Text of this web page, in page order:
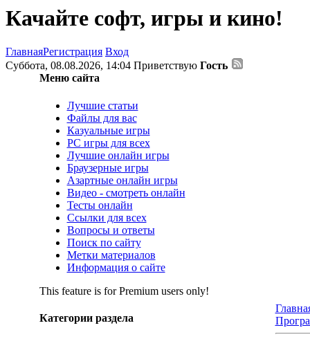
Качайте софт, игры и кино!
ГлавнаяРегистрация Вход
Суббота, 08.08.2026, 14:04 Приветствую Гость
Меню сайта
Лучшие статьи
Файлы для вас
Казуальные игры
PC игры для всех
Лучшие онлайн игры
Браузерные игры
Азартные онлайн игры
Видео - смотреть онлайн
Тесты онлайн
Ссылки для всех
Вопросы и ответы
Поиск по сайту
Метки материалов
Информация о сайте
This feature is for Premium users only!
Категории раздела